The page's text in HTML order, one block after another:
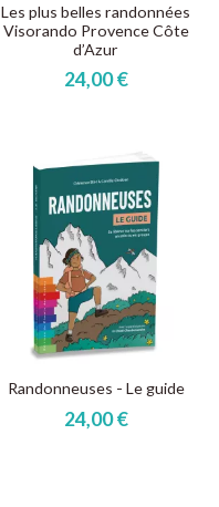
Les plus belles randonnées
Visorando Provence Côte
d’Azur
24,00 €
Randonneuses - Le guide
24,00 €